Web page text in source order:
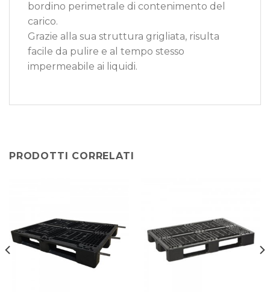
bordino perimetrale di contenimento del
carico.
Grazie alla sua struttura grigliata, risulta
facile da pulire e al tempo stesso
impermeabile ai liquidi.
PRODOTTI CORRELATI